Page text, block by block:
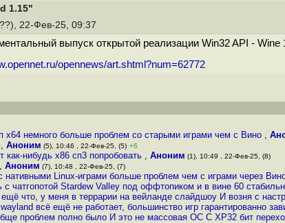
1.15"
22-Фев-25, 09:37
выпуск открытой реализации Win32 API -
opennews/art.shtml?num=62772
х64 немного больше проблем со старыми играми чем с Вино ,
, Аноним (5), 10:46 , 22-Фев-25, (5) +5
как-нибудь х86 сп3 попробовать , Аноним (1), 10:49 , 22-Фев-25, (8)
, Аноним (7), 10:48 , 22-Фев-25, (7)
нативными Linux-играми больше проблем чем с играми через
с чатгопотой Stardew Valley под оффтопиком и в вине 60
что, у меня в террарии на вейланде слайдшоу И возня с
всё ещё не работает, большинство игр гарантированно
проблем полно было И это не массовая ОС С ХР32 бит